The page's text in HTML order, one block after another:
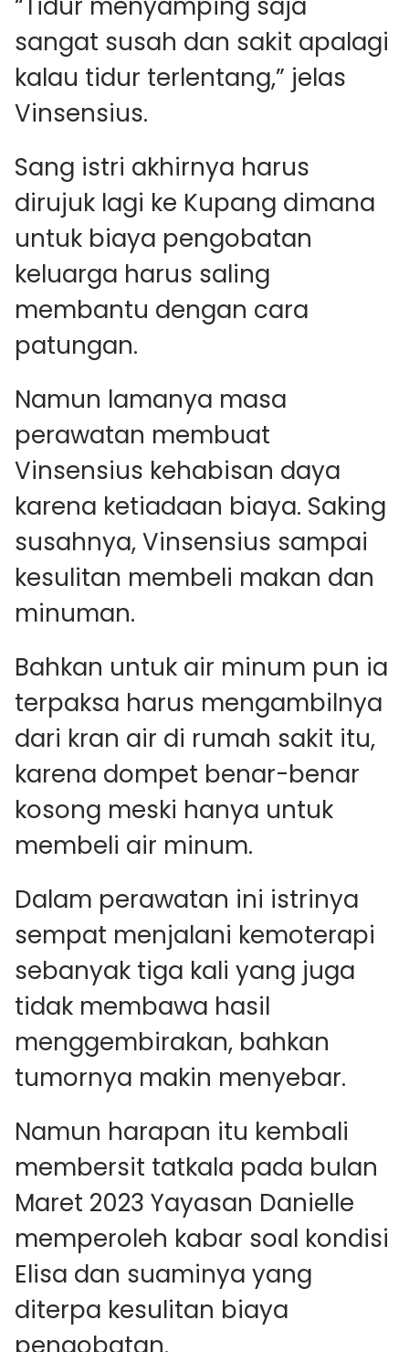
sangat susah dan sakit apalagi
kalau tidur terlentang,” jelas
Vinsensius.
Sang istri akhirnya harus
dirujuk lagi ke Kupang dimana
untuk biaya pengobatan
keluarga harus saling
membantu dengan cara
patungan.
Namun lamanya masa
perawatan membuat
Vinsensius kehabisan daya
karena ketiadaan biaya. Saking
susahnya, Vinsensius sampai
kesulitan membeli makan dan
minuman.
Bahkan untuk air minum pun ia
terpaksa harus mengambilnya
dari kran air di rumah sakit itu,
karena dompet benar-benar
kosong meski hanya untuk
membeli air minum.
Dalam perawatan ini istrinya
sempat menjalani kemoterapi
sebanyak tiga kali yang juga
tidak membawa hasil
menggembirakan, bahkan
tumornya makin menyebar.
Namun harapan itu kembali
membersit tatkala pada bulan
Maret 2023 Yayasan Danielle
memperoleh kabar soal kondisi
Elisa dan suaminya yang
diterpa kesulitan biaya